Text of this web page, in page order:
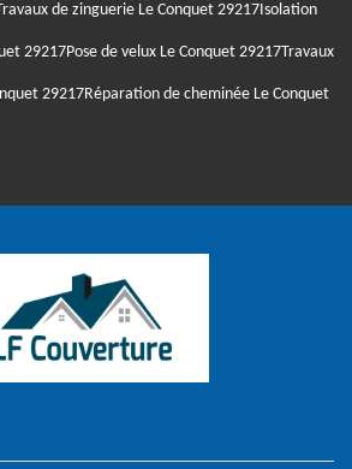
de zinguerie Le Conquet 29217Isolation
29217Pose de velux Le Conquet 29217Travaux
29217Réparation de cheminée Le Conquet